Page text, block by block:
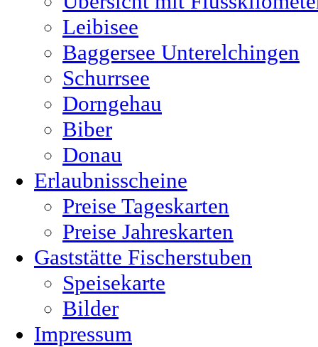
Leibisee
Baggersee Unterelchingen
Schurrsee
Dorngehau
Biber
Donau
Erlaubnisscheine
Preise Tageskarten
Preise Jahreskarten
Gaststätte Fischerstuben
Speisekarte
Bilder
Impressum